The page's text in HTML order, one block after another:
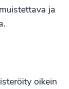
ja
oikein